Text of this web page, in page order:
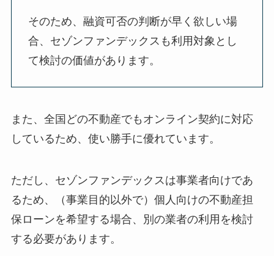
そのため、融資可否の判断が早く欲しい場
合、セゾンファンデックスも利用対象とし
て検討の価値があります。
また、全国どの不動産でもオンライン契約に対応
しているため、使い勝手に優れています。
ただし、セゾンファンデックスは事業者向けであ
るため、（事業目的以外で）個人向けの不動産担
保ローンを希望する場合、別の業者の利用を検討
する必要があります。